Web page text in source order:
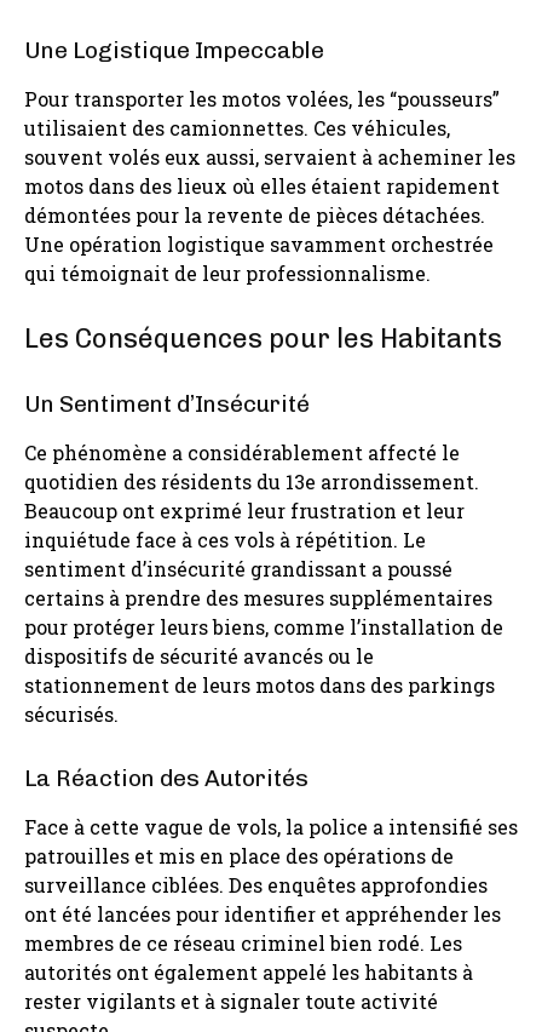
Une Logistique Impeccable
Pour transporter les motos volées, les “pousseurs”
utilisaient des camionnettes. Ces véhicules,
souvent volés eux aussi, servaient à acheminer les
motos dans des lieux où elles étaient rapidement
démontées pour la revente de pièces détachées.
Une opération logistique savamment orchestrée
qui témoignait de leur professionnalisme.
Les Conséquences pour les Habitants
Un Sentiment d’Insécurité
Ce phénomène a considérablement affecté le
quotidien des résidents du 13e arrondissement.
Beaucoup ont exprimé leur frustration et leur
inquiétude face à ces vols à répétition. Le
sentiment d’insécurité grandissant a poussé
certains à prendre des mesures supplémentaires
pour protéger leurs biens, comme l’installation de
dispositifs de sécurité avancés ou le
stationnement de leurs motos dans des parkings
sécurisés.
La Réaction des Autorités
Face à cette vague de vols, la police a intensifié ses
patrouilles et mis en place des opérations de
surveillance ciblées. Des enquêtes approfondies
ont été lancées pour identifier et appréhender les
membres de ce réseau criminel bien rodé. Les
autorités ont également appelé les habitants à
rester vigilants et à signaler toute activité